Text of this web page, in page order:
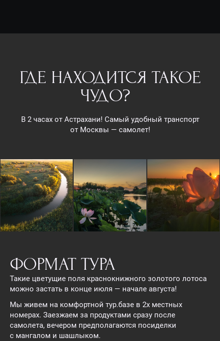
ГДЕ НАХОДИТСЯ ТАКОЕ
ЧУДО?
В 2 часах от Астрахани! Самый удобный транспорт
от Москвы — самолет!
ФОРМАТ ТУРА
Такие цветущие поля краснокнижного золотого лотоса
можно застать в конце июля — начале августа!
Мы живем на комфортной тур.базе в 2х местных
номерах. Заезжаем за продуктами сразу после
самолета, вечером предполагаются посиделки
с мангалом и шашлыком.